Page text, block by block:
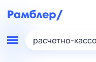
расчетно-